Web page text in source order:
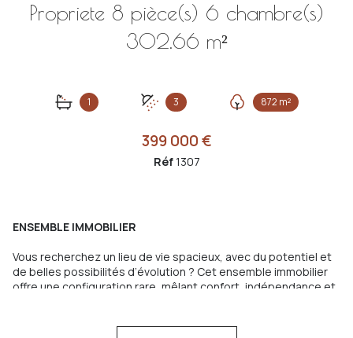
Propriete 8 pièce(s) 6 chambre(s)
302.66 m²
1 3 872 m²
399 000 €
Réf1307
ENSEMBLE IMMOBILIER
Vous recherchez un lieu de vie spacieux, avec du potentiel et
de belles possibilités d’évolution ? Cet ensemble immobilier
offre une configuration rare, mêlant confort, indépendance et
maison principaledéveloppe plus de160 m² habitables